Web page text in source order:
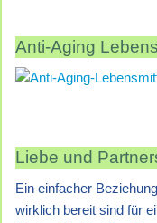
Anti-Aging
Liebe und
Ein einfacher
wirklich bereit sind für